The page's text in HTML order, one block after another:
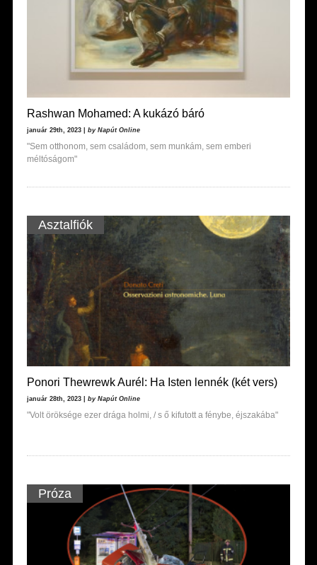
Rashwan Mohamed: A kukázó báró
január 29th, 2023 | by Napút Online
"Sem otthonom, sem családom, sem munkám, sem emberi
méltóságom"
Asztalfiók
Ponori Thewrewk Aurél: Ha Isten lennék (két vers)
január 28th, 2023 | by Napút Online
"Volt öröksége ezer drága holmi, / s ő kifutott a fénybe, éjszakába"
Próza